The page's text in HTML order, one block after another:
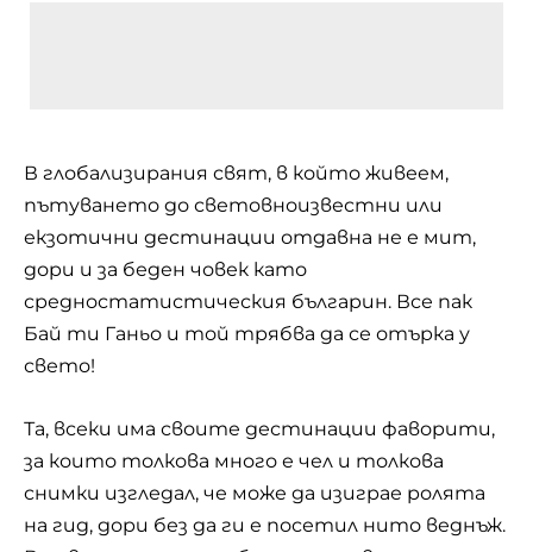
В глобализирания свят, в който живеем,
пътуването до световноизвестни или
екзотични дестинации отдавна не е мит,
дори и за беден човек като
средностатистическия българин. Все пак
Бай ти Ганьо и той трябва да се отърка у
свето!
Та, всеки има своите дестинации фаворити,
за които толкова много е чел и толкова
снимки изгледал, че може да изиграе ролята
на гид, дори без да ги е посетил нито веднъж.